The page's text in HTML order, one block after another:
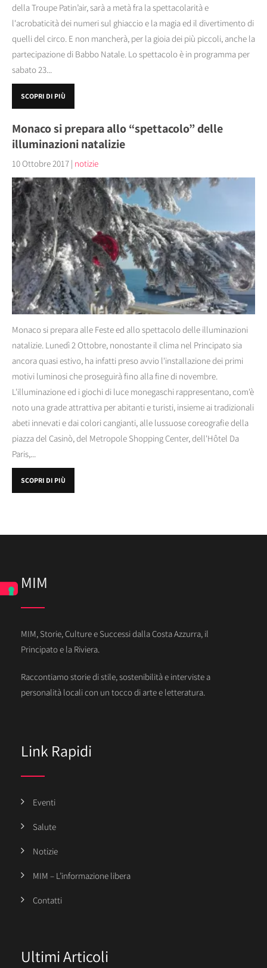
della Troupe Patin’air, sarà a metà fra la spettacolarità e
l'acrobaticità dei numeri sul ghiaccio e la magia ed il divertimento di
quelli del circo. E non mancherà, per la gioia dei più piccoli, anche la
partecipazione di Babbo Natale. Lo spettacolo è in programma per
sabato 23...
SCOPRI DI PIÙ
Monaco si prepara allo “spettacolo” delle
illuminazioni natalizie
10 Ottobre 2017 | notizie
Monaco si prepara alle Feste ed allo spettacolo delle illuminazioni
natalizie. Lunedì 2 Ottobre, nonostante il clima nel Principato sia
ancora quasi estivo, ha infatti preso avvio l'installazione dei primi
motivi luminosi che proseguirà fino alla fine di novembre.
L'illuminazione ed i giochi di luce monegaschi rappresentano, com'è
noto una grade attrattiva per abitanti e turisti, insieme ai tradizionali
abeti innevati e dai colori cangianti, alle lussuose coreografie della
piazza del Casinò, del Metropole Shopping Center, dell'Hôtel Da
Paris,...
SCOPRI DI PIÙ
MIM
MIM, Storie, Culture e Successi dalla Costa Azzurra, il
Principato e la Riviera.
Raccontiamo storie di stile, sostenibilità e interviste a
personalità locali con un tocco di arte e letteratura.
Link Rapidi
Eventi
Salute
Notizie
MIM – L’informazione libera
Contatti
Ultimi Articoli